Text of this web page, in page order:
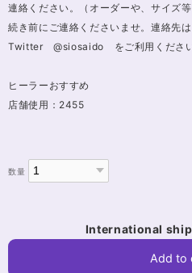
連絡ください。（オーダーや、サイズ
続き前にご連絡くださいませ。連絡先
Twitter @siosaido をご利用ください
ヒーラーおすすめ
店舗使用：2455
数量
International
Add to